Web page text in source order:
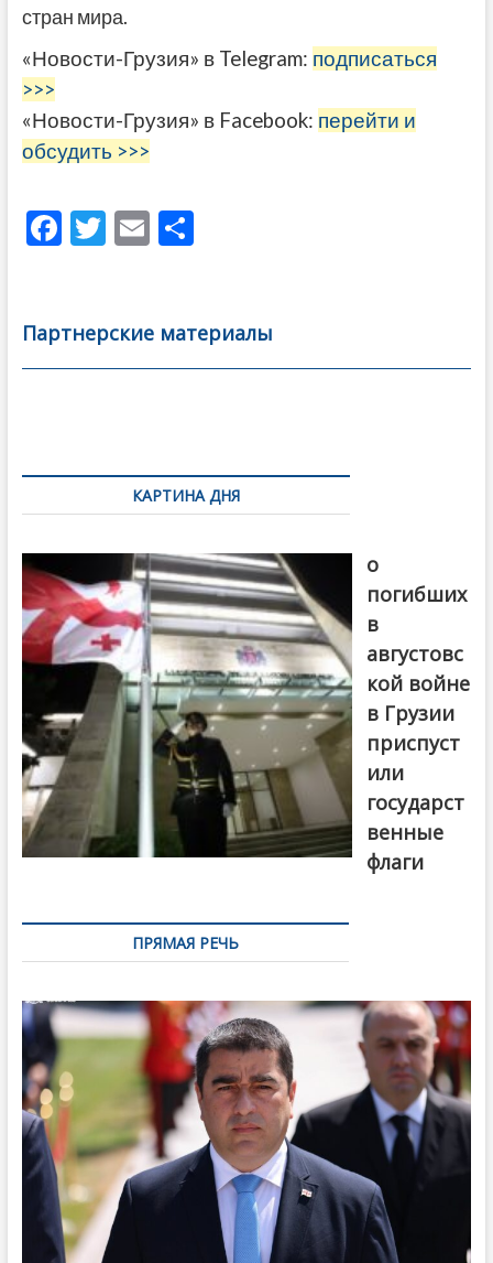
стран мира.
«Новости-Грузия» в Telegram: подписаться
>>>
«Новости-Грузия» в Facebook: перейти и
обсудить >>>
F
b
o
T
er
E
l
О
а
в
Партнерские материалы
по
записямКАРТИНА ДНЯ
о
погибших
в
августовс
кой войне
в Грузии
приспуст
или
государст
венные
флаги
ПРЯМАЯ РЕЧЬ